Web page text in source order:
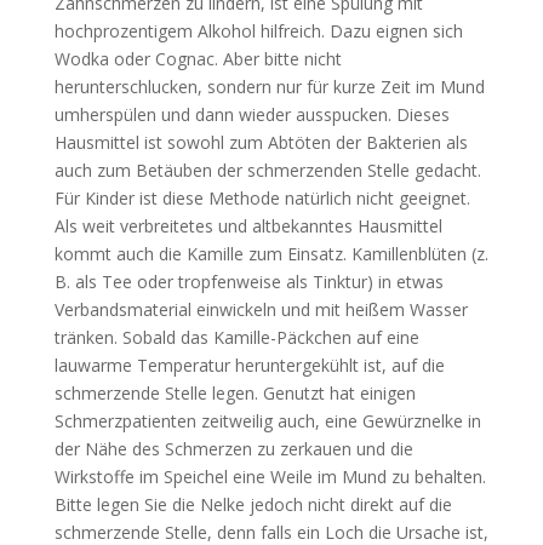
hochprozentigem Alkohol hilfreich. Dazu eignen sich
Wodka oder Cognac. Aber bitte nicht
herunterschlucken, sondern nur für kurze Zeit im Mund
umherspülen und dann wieder ausspucken. Dieses
Hausmittel ist sowohl zum Abtöten der Bakterien als
auch zum Betäuben der schmerzenden Stelle gedacht.
Für Kinder ist diese Methode natürlich nicht geeignet.
Als weit verbreitetes und altbekanntes Hausmittel
kommt auch die Kamille zum Einsatz. Kamillenblüten (z.
B. als Tee oder tropfenweise als Tinktur) in etwas
Verbandsmaterial einwickeln und mit heißem Wasser
tränken. Sobald das Kamille-Päckchen auf eine
lauwarme Temperatur heruntergekühlt ist, auf die
schmerzende Stelle legen. Genutzt hat einigen
Schmerzpatienten zeitweilig auch, eine Gewürznelke in
der Nähe des Schmerzen zu zerkauen und die
Wirkstoffe im Speichel eine Weile im Mund zu behalten.
Bitte legen Sie die Nelke jedoch nicht direkt auf die
schmerzende Stelle, denn falls ein Loch die Ursache ist,